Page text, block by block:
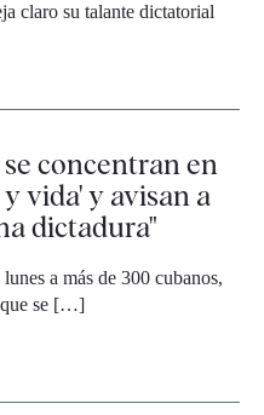
claro su talante dictatorial
concentran en
vida' y avisan a
dictadura"
a más de 300 cubanos,
que se […]